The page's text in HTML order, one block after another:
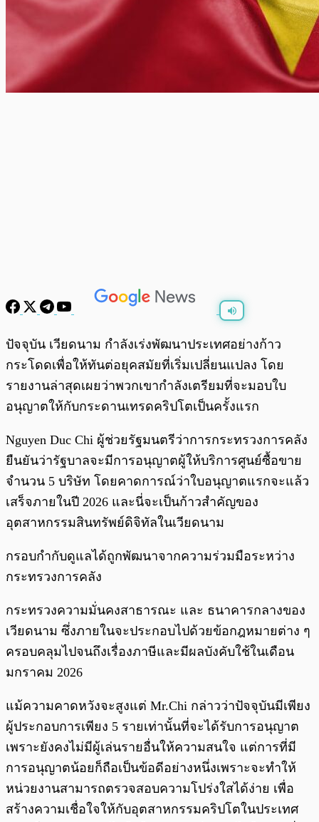
พร้อมเล่น 0:00 /
ปัจจุบัน เวียดนาม กำลังเร่งพัฒนาประเทศอย่างก้าว
กระโดดเพื่อให้ทันต่อยุคสมัยที่เริ่มเปลี่ยนแปลง โดย
รายงานล่าสุดเผยว่าพวกเขากำลังเตรียมที่จะมอบใบ
อนุญาตให้กับกระดานเทรดคริปโตเป็นครั้งแรก
Nguyen Duc Chi ผู้ช่วยรัฐมนตรีว่าการกระทรวงการคลัง
ยืนยันว่ารัฐบาลจะมีการอนุญาตผู้ให้บริการศูนย์ซื้อขาย
จำนวน 5 บริษัท โดยคาดการณ์ว่าใบอนุญาตแรกจะแล้ว
เสร็จภายในปี 2026 และนี่จะเป็นก้าวสำคัญของ
อุตสาหกรรมสินทรัพย์ดิจิทัลในเวียดนาม
กรอบกำกับดูแลได้ถูกพัฒนาจากความร่วมมือระหว่าง
กระทรวงการคลัง
กระทรวงความมั่นคงสาธารณะ และ ธนาคารกลางของ
เวียดนาม ซึ่งภายในจะประกอบไปด้วยข้อกฎหมายต่าง ๆ
ครอบคลุมไปจนถึงเรื่องภาษีและมีผลบังคับใช้ในเดือน
มกราคม 2026
แม้ความคาดหวังจะสูงแต่ Mr.Chi กล่าวว่าปัจจุบันมีเพียง
ผู้ประกอบการเพียง 5 รายเท่านั้นที่จะได้รับการอนุญาต
เพราะยังคงไม่มีผู้เล่นรายอื่นให้ความสนใจ แต่การที่มี
การอนุญาตน้อยก็ถือเป็นข้อดีอย่างหนึ่งเพราะจะทำให้
หน่วยงานสามารถตรวจสอบความโปร่งใสได้ง่าย เพื่อ
สร้างความเชื่อใจให้กับอุตสาหกรรมคริปโตในประเทศ